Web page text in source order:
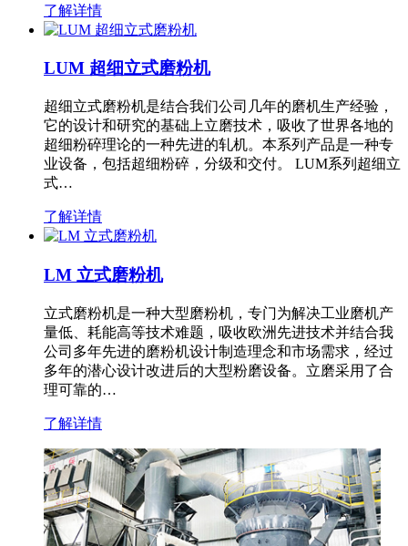
了解详情
LUM 超细立式磨粉机
超细立式磨粉机是结合我们公司几年的磨机生产经验，
它的设计和研究的基础上立磨技术，吸收了世界各地的
超细粉碎理论的一种先进的轧机。本系列产品是一种专
业设备，包括超细粉碎，分级和交付。 LUM系列超细立
式…
了解详情
LM 立式磨粉机
立式磨粉机是一种大型磨粉机，专门为解决工业磨机产
量低、耗能高等技术难题，吸收欧洲先进技术并结合我
公司多年先进的磨粉机设计制造理念和市场需求，经过
多年的潜心设计改进后的大型粉磨设备。立磨采用了合
理可靠的…
了解详情